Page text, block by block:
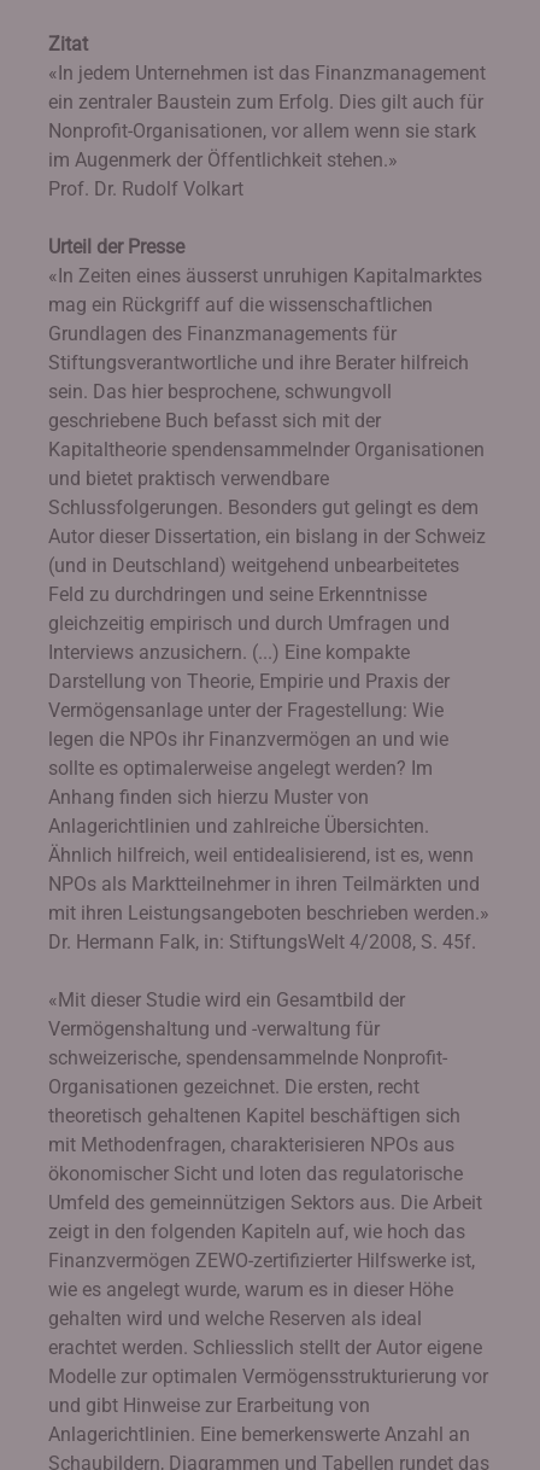
Zitat
«In jedem Unternehmen ist das Finanzmanagement
ein zentraler Baustein zum Erfolg. Dies gilt auch für
Nonprofit-Organisationen, vor allem wenn sie stark
im Augenmerk der Öffentlichkeit stehen.»
Prof. Dr. Rudolf Volkart
Urteil der Presse
«In Zeiten eines äusserst unruhigen Kapitalmarktes
mag ein Rückgriff auf die wissenschaftlichen
Grundlagen des Finanzmanagements für
Stiftungsverantwortliche und ihre Berater hilfreich
sein. Das hier besprochene, schwungvoll
geschriebene Buch befasst sich mit der
Kapitaltheorie spendensammelnder Organisationen
und bietet praktisch verwendbare
Schlussfolgerungen. Besonders gut gelingt es dem
Autor dieser Dissertation, ein bislang in der Schweiz
(und in Deutschland) weitgehend unbearbeitetes
Feld zu durchdringen und seine Erkenntnisse
gleichzeitig empirisch und durch Umfragen und
Interviews anzusichern. (...) Eine kompakte
Darstellung von Theorie, Empirie und Praxis der
Vermögensanlage unter der Fragestellung: Wie
legen die NPOs ihr Finanzvermögen an und wie
sollte es optimalerweise angelegt werden? Im
Anhang finden sich hierzu Muster von
Anlagerichtlinien und zahlreiche Übersichten.
Ähnlich hilfreich, weil entidealisierend, ist es, wenn
NPOs als Marktteilnehmer in ihren Teilmärkten und
mit ihren Leistungsangeboten beschrieben werden.»
Dr. Hermann Falk, in: StiftungsWelt 4/2008, S. 45f.
«Mit dieser Studie wird ein Gesamtbild der
Vermögenshaltung und -verwaltung für
schweizerische, spendensammelnde Nonprofit-
Organisationen gezeichnet. Die ersten, recht
theoretisch gehaltenen Kapitel beschäftigen sich
mit Methodenfragen, charakterisieren NPOs aus
ökonomischer Sicht und loten das regulatorische
Umfeld des gemeinnützigen Sektors aus. Die Arbeit
zeigt in den folgenden Kapiteln auf, wie hoch das
Finanzvermögen ZEWO-zertifizierter Hilfswerke ist,
wie es angelegt wurde, warum es in dieser Höhe
gehalten wird und welche Reserven als ideal
erachtet werden. Schliesslich stellt der Autor eigene
Modelle zur optimalen Vermögensstrukturierung vor
und gibt Hinweise zur Erarbeitung von
Anlagerichtlinien. Eine bemerkenswerte Anzahl an
Schaubildern, Diagrammen und Tabellen rundet das